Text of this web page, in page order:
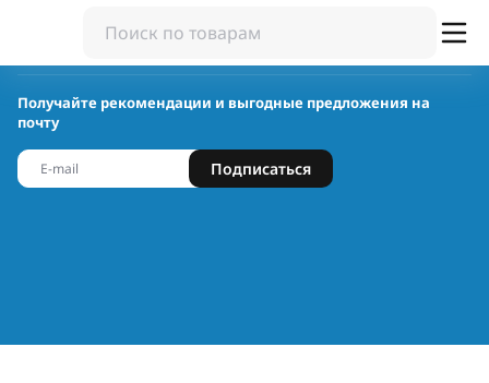
Получайте рекомендации и выгодные предложения на
почту
Подписаться